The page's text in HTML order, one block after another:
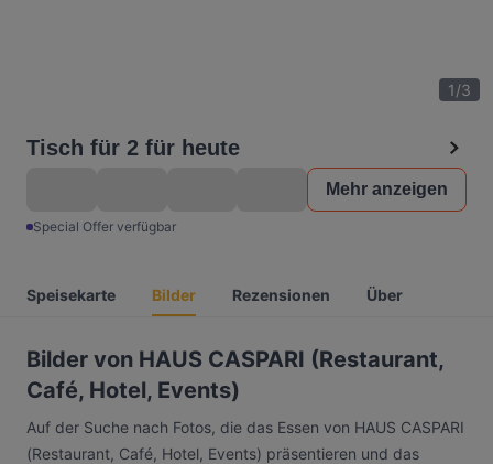
1/3
Tisch für 2 für heute
Mehr anzeigen
Special Offer verfügbar
Speisekarte Bilder Rezensionen Über
Bilder von HAUS CASPARI (Restaurant,
Café, Hotel, Events)
Auf der Suche nach Fotos, die das Essen von HAUS CASPARI
(Restaurant, Café, Hotel, Events) präsentieren und das